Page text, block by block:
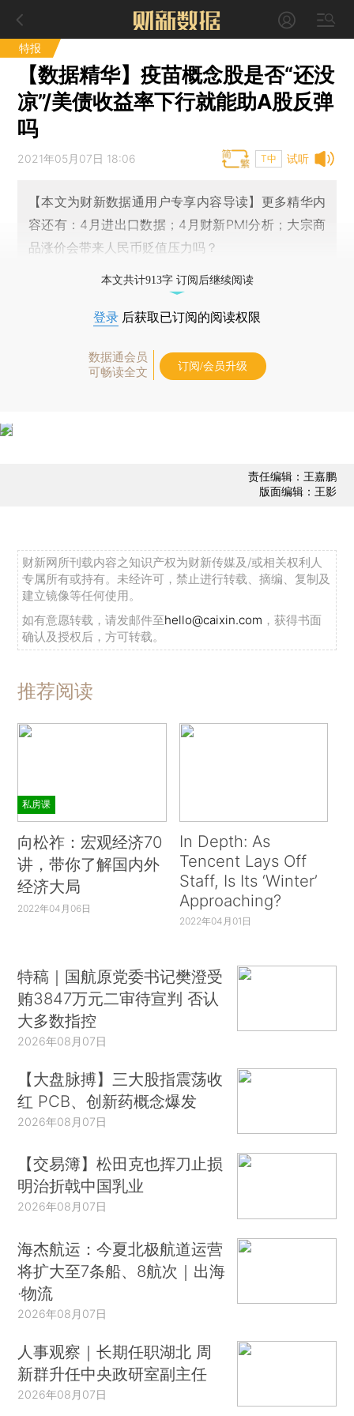
特报
【数据精华】疫苗概念股是否“还没
凉”/美债收益率下行就能助A股反弹
吗
试听
2021年05月07日 18:06 T中
【本文为财新数据通用户专享内容导读】更多精华内
容还有：4月进出口数据；4月财新PMI分析；大宗商
品涨价会带来人民币贬值压力吗？
本文共计913字 订阅后继续阅读
登录 后获取已订阅的阅读权限
数据通会员
可畅读全文
订阅/会员升级
责任编辑：王嘉鹏
版面编辑：王影
财新网所刊载内容之知识产权为财新传媒及/或相关权利人
专属所有或持有。未经许可，禁止进行转载、摘编、复制及
建立镜像等任何使用。
如有意愿转载，请发邮件至hello@caixin.com ，获得书面
确认及授权后，方可转载。
推荐阅读
私房课
向松祚：宏观经济70
讲，带你了解国内外
经济大局
2022年04月06日
In Depth: As
Tencent Lays Off
Staff, Is Its ‘Winter’
Approaching?
2022年04月01日
特稿｜国航原党委书记樊澄受
贿3847万元二审待宣判 否认
大多数指控
2026年08月07日
【大盘脉搏】三大股指震荡收
红 PCB、创新药概念爆发
2026年08月07日
【交易簿】松田克也挥刀止损
明治折戟中国乳业
2026年08月07日
海杰航运：今夏北极航道运营
将扩大至7条船、8航次｜出海
·物流
2026年08月07日
人事观察｜长期任职湖北 周
新群升任中央政研室副主任
2026年08月07日